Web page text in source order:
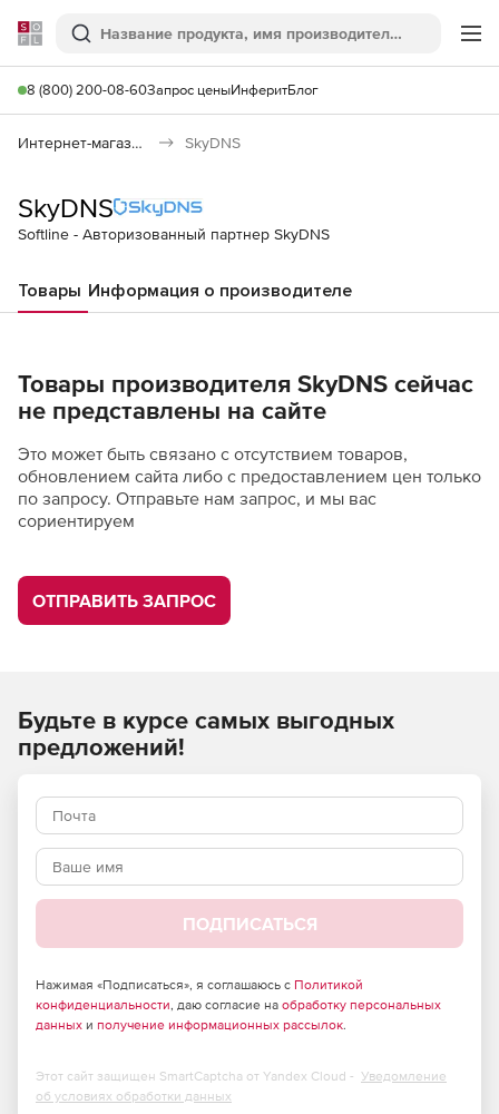
Softline
Поиск
8 (800) 200-08-60Запрос ценыИнферитБлог
Интернет-магазин SkyDNS
SkyDNS
Softline - Авторизованный партнер SkyDNS
Товары Информация о производителе
Товары производителя SkyDNS сейчас
не представлены на сайте
Это может быть связано с отсутствием товаров,
обновлением сайта либо с предоставлением цен только
по запросу. Отправьте нам запрос, и мы вас
сориентируем
ОТПРАВИТЬ ЗАПРОС
Будьте в курсе самых выгодных
предложений!
ПОДПИСАТЬСЯ
Нажимая «Подписаться», я соглашаюсь с Политикой
конфиденциальности, даю согласие на обработку персональных
данных и получение информационных рассылок.
Этот сайт защищен SmartCaptcha от Yandex Cloud - Уведомление
об условиях обработки данных